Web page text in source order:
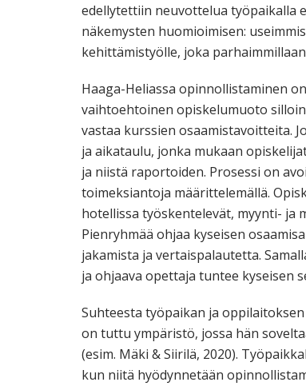
edellytettiin neuvottelua työpaikalla
näkemysten huomioimisen:
kehittämistyölle, joka
Haaga-Heliassa opinnollistaminen
vaihtoehtoinen opiskelumuoto
vastaa kurssien osaamistavoitteita.
ja aikataulu, jonka mukaan
ja niistä raportoiden. Prosessi on
toimeksiantoja määrittelemällä.
hotellissa työskentelevät, myynti- ja
Pienryhmää ohjaa kyseisen
jakamista ja vertaispalautetta.
ja ohjaava opettaja tuntee kyseisen
Suhteesta työpaikan ja
on tuttu ympäristö, jossa hän
(esim. Mäki & Siirilä, 2020).
kun niitä hyödynnetään